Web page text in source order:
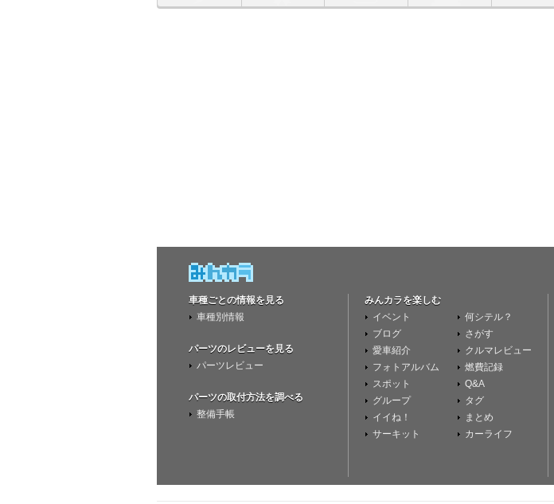
車種ごとの情報を見る
車種別情報
パーツのレビューを見る
パーツレビュー
パーツの取付方法を調べる
整備手帳
みんカラを楽しむ
イベント
ブログ
愛車紹介
フォトアルバム
スポット
グループ
イイね！
サーキット
何シテル？
さがす
クルマレビュー
燃費記録
Q&A
タグ
まとめ
カーライフ